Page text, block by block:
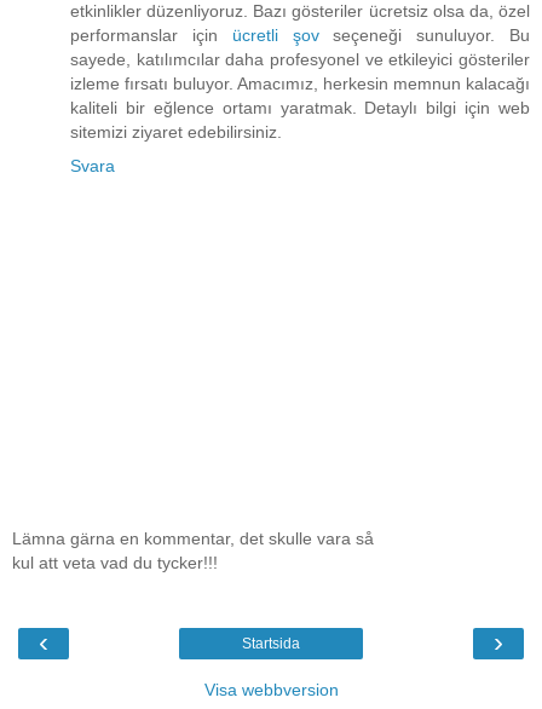
etkinlikler düzenliyoruz. Bazı gösteriler ücretsiz olsa da, özel
performanslar için ücretli şovseçeneği sunuluyor. Bu
sayede, katılımcılar daha profesyonel ve etkileyici gösteriler
izleme fırsatı buluyor. Amacımız, herkesin memnun kalacağı
kaliteli bir eğlence ortamı yaratmak. Detaylı bilgi için web
sitemizi ziyaret edebilirsiniz.
Svara
Lämna gärna en kommentar, det skulle vara så
kul att veta vad du tycker!!!
‹ ›
Startsida
Visa webbversion